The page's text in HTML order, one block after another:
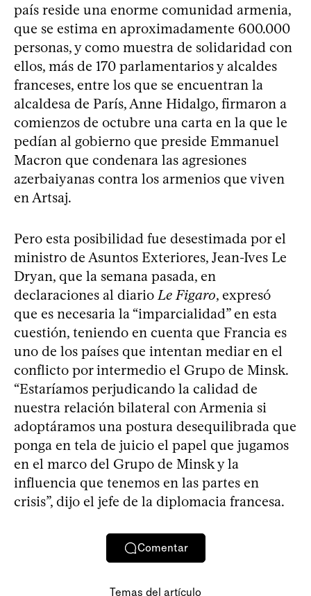
país reside una enorme comunidad armenia,
que se estima en aproximadamente 600.000
personas, y como muestra de solidaridad con
ellos, más de 170 parlamentarios y alcaldes
franceses, entre los que se encuentran la
alcaldesa de París, Anne Hidalgo, firmaron a
comienzos de octubre una carta en la que le
pedían al gobierno que preside Emmanuel
Macron que condenara las agresiones
azerbaiyanas contra los armenios que viven
en Artsaj.
Pero esta posibilidad fue desestimada por el
ministro de Asuntos Exteriores, Jean-Ives Le
Dryan, que la semana pasada, en
declaraciones al diarioLe Figaro, expresó
que es necesaria la “imparcialidad” en esta
cuestión, teniendo en cuenta que Francia es
uno de los países que intentan mediar en el
conflicto por intermedio el Grupo de Minsk.
“Estaríamos perjudicando la calidad de
nuestra relación bilateral con Armenia si
adoptáramos una postura desequilibrada que
ponga en tela de juicio el papel que jugamos
en el marco del Grupo de Minsk y la
influencia que tenemos en las partes en
crisis”, dijo el jefe de la diplomacia francesa.
Comentar
Temas del artículo